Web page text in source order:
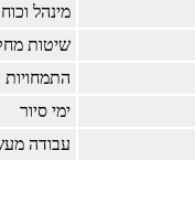
מינהל
שיטות
התמחויות
ימי סיור
עבודה